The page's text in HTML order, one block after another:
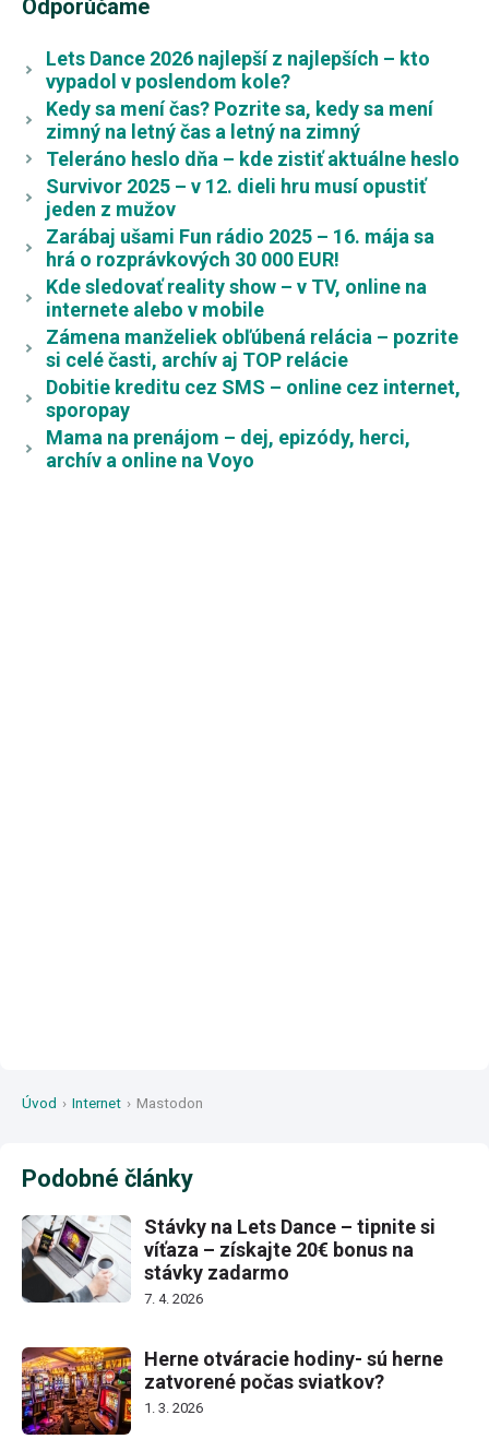
Odporúčame
Lets Dance 2026 najlepší z najlepších – kto
vypadol v poslendom kole?
Kedy sa mení čas? Pozrite sa, kedy sa mení
zimný na letný čas a letný na zimný
Teleráno heslo dňa – kde zistiť aktuálne heslo
Survivor 2025 – v 12. dieli hru musí opustiť
jeden z mužov
Zarábaj ušami Fun rádio 2025 – 16. mája sa
hrá o rozprávkových 30 000 EUR!
Kde sledovať reality show – v TV, online na
internete alebo v mobile
Zámena manželiek obľúbená relácia – pozrite
si celé časti, archív aj TOP relácie
Dobitie kreditu cez SMS – online cez internet,
sporopay
Mama na prenájom – dej, epizódy, herci,
archív a online na Voyo
Úvod › Internet › Mastodon
Podobné články
Stávky na Lets Dance – tipnite si
víťaza – získajte 20€ bonus na
stávky zadarmo
7. 4. 2026
Herne otváracie hodiny- sú herne
zatvorené počas sviatkov?
1. 3. 2026